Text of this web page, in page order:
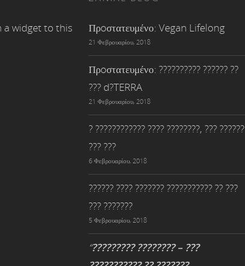
a widget to this
Πρoστατευμένο: Vegan Lifelong
21 Φεβρουαρίου, 2018
Πρoστατευμένο: ?????????? ?????? ??
??? d?TERRA
21 Φεβρουαρίου, 2018
? ???????????? ???? ????????, ??? ??????
??? ???
6 Φεβρουαρίου, 2018
?????? ???? ??????? ??????????? ?? ???
??? ???????
5 Φεβρουαρίου, 2018
“????????? ???????? – ???